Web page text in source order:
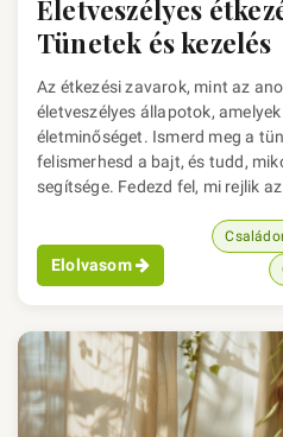
Életveszélyes
Tünetek és kezelés
Az étkezési zavarok, mint az
életveszélyes állapotok,
életminőséget. Ismerd meg a
felismerhesd a bajt, és tudd,
segítsége. Fedezd fel, mi rejlik
Elolvasom